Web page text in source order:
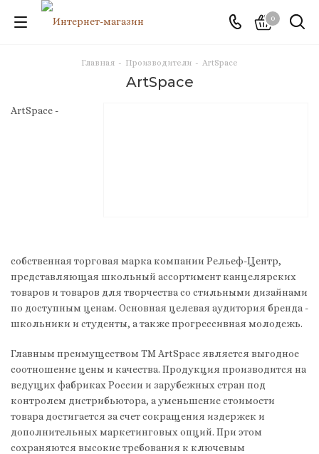
0
Главная - Производители - ArtSpace
ArtSpace
ArtSpace -
собственная торговая марка компании Рельеф-Центр,
представляющая школьный ассортимент канцелярских
товаров и товаров для творчества со стильными дизайнами
по доступным ценам. Основная целевая аудитория бренда -
школьники и студенты, а также прогрессивная молодежь.
Главным преимуществом ТМ ArtSpace является выгодное
соотношение цены и качества. Продукция производится на
ведущих фабриках России и зарубежных стран под
контролем дистрибьютора, а уменьшение стоимости
товара достигается за счет сокращения издержек и
дополнительных маркетинговых опций. При этом
сохраняются высокие требования к ключевым